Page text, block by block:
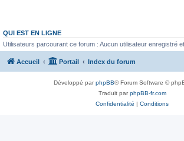
QUI EST EN LIGNE
Utilisateurs parcourant ce forum : Aucun utilisateur enregistré
Accueil Portail Index du forum
Développé parphpBB® Forum Software ©
Traduit parphpBB-fr.com
Confidentialité | Conditions